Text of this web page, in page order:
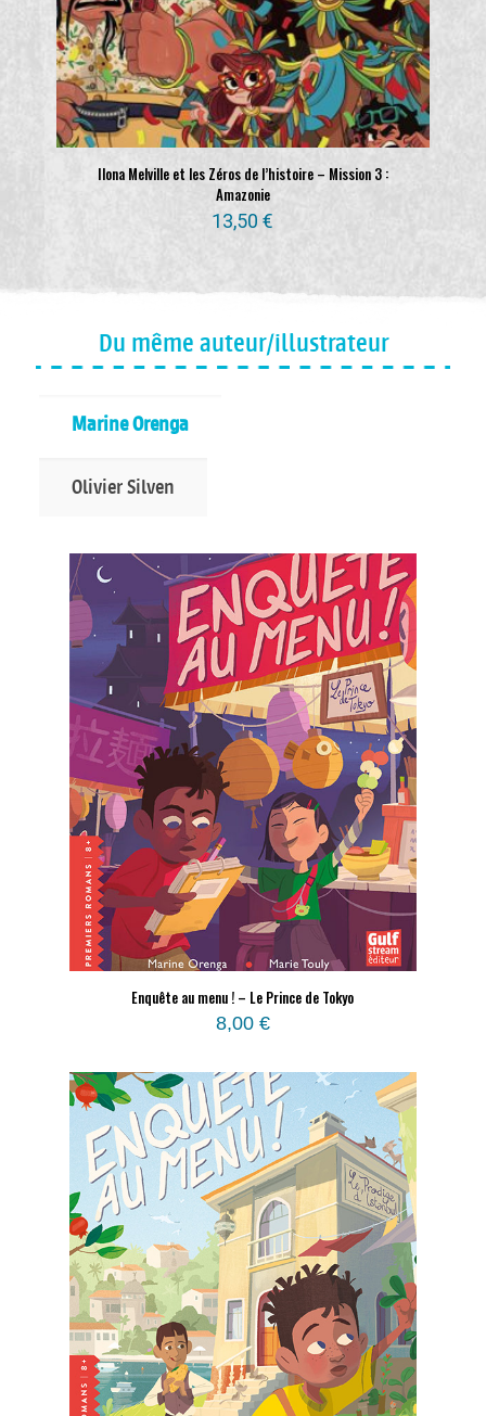
Ilona Melville et les Zéros de l’histoire – Mission 3 :
Amazonie
13,50€
Du même auteur/illustrateur
Marine Orenga
Olivier Silven
Enquête au menu ! – Le Prince de Tokyo
8,00 €